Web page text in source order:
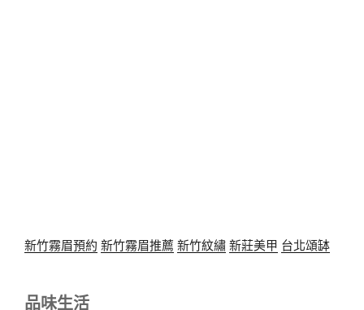
新竹霧眉預約 新竹霧眉推薦 新竹紋繡新莊美甲 台北頌缽
品味生活